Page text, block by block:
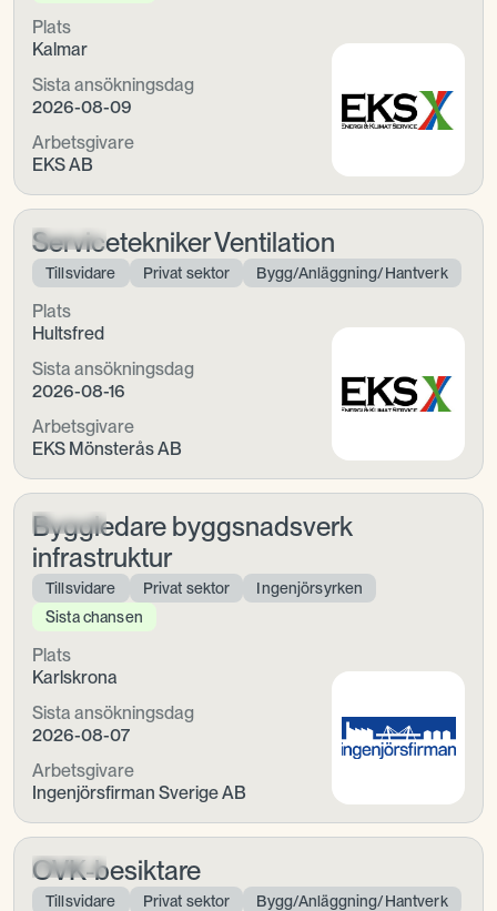
Plats
Kalmar
Sista ansökningsdag
2026-08-09
Arbetsgivare
EKS AB
Servicetekniker Ventilation
Tillsvidare Privat sektor Bygg/Anläggning/Hantverk
Plats
Hultsfred
Sista ansökningsdag
2026-08-16
Arbetsgivare
EKS Mönsterås AB
Byggledare byggsnadsverk
infrastruktur
Tillsvidare Privat sektor
Ingenjörsyrken
Sista chansen
Plats
Karlskrona
Sista ansökningsdag
2026-08-07
Arbetsgivare
Ingenjörsfirman Sverige AB
OVK-besiktare
Tillsvidare Privat sektor
Bygg/Anläggning/Hantverk